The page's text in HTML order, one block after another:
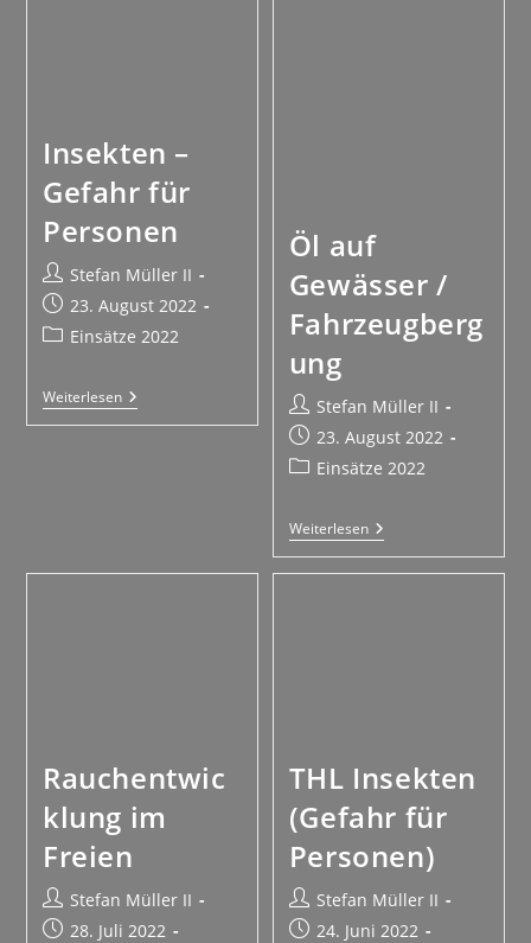
Insekten –
Gefahr für
Personen
Stefan Müller II
23. August 2022
Einsätze 2022
Weiterlesen
Öl auf
Gewässer /
Fahrzeugberg
ung
Stefan Müller II
23. August 2022
Einsätze 2022
Weiterlesen
Rauchentwic
klung im
Freien
Stefan Müller II
28. Juli 2022
THL Insekten
(Gefahr für
Personen)
Stefan Müller II
24. Juni 2022